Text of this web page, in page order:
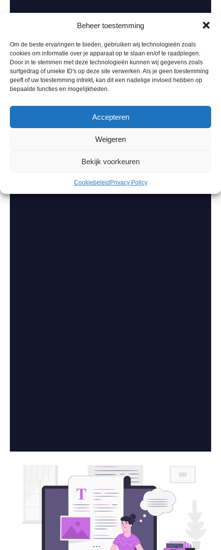
Beheer toestemming
Om de beste ervaringen te bieden, gebruiken wij technologieën zoals
cookies om informatie over je apparaat op te slaan en/of te raadplegen.
Door in te stemmen met deze technologieën kunnen wij gegevens zoals
surfgedrag of unieke ID's op deze site verwerken. Als je geen toestemming
geeft of uw toestemming intrekt, kan dit een nadelige invloed hebben op
bepaalde functies en mogelijkheden.
Accepteren
Weigeren
Bekijk voorkeuren
Cookiebeleid Privacy Policy